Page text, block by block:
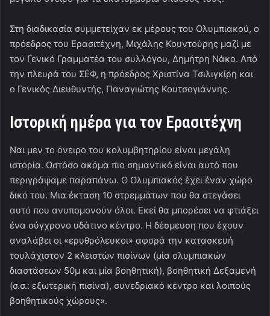
Στη διαδικασία συμμετείχαν εκ μέρους του Ολυμπιακού, ο
πρόεδρος του Ερασιτέχνη, Μιχάλης Κουντούρης μαζί με
τον Γενικό Γραμματέα του συλλόγου, Δημήτρη Νάκο. Από
την πλευρά του ΣΕΦ, η πρόεδρος Χριστίνα Τσιλιγκίρη και
ο Γενικός Διευθυντής, Παναγιώτης Κουτσογιάννης.
Ιστορική ημέρα για τον Ερασιτέχνη
Ναι μεν το όνειρο του κολυμβητηρίου είναι μεγάλη
ιστορία. Ωστόσο ακόμα πιο σημαντικό είναι αυτό που
περιγράψαμε παραπάνω. Ο Ολυμπιακός έχει έναν χώρο
δικό του. Μια έκταση 10 στρεμμάτων που θα στεγάσει
αυτό που ανυπομονούν όλοι. Εκεί θα μπορέσει να φτιάξει
ένα σύγχρονο υδάτινο κέντρο. Η δέσμευση που έχουν
αναλάβει οι «ερυθρόλευκοι» αφορά την κατασκευή
τουλάχιστον 2 κλειστών πισίνων (μία ολυμπιακών
διαστάσεων 50μ και μία βοηθητική), βοηθητική Δεξαμενή
(σ.σ.: εξωτερική πισίνα), συνεδριακό κέντρο και λοιπούς
βοηθητικούς χώρους».